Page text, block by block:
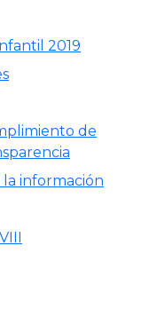
2019
de
la información